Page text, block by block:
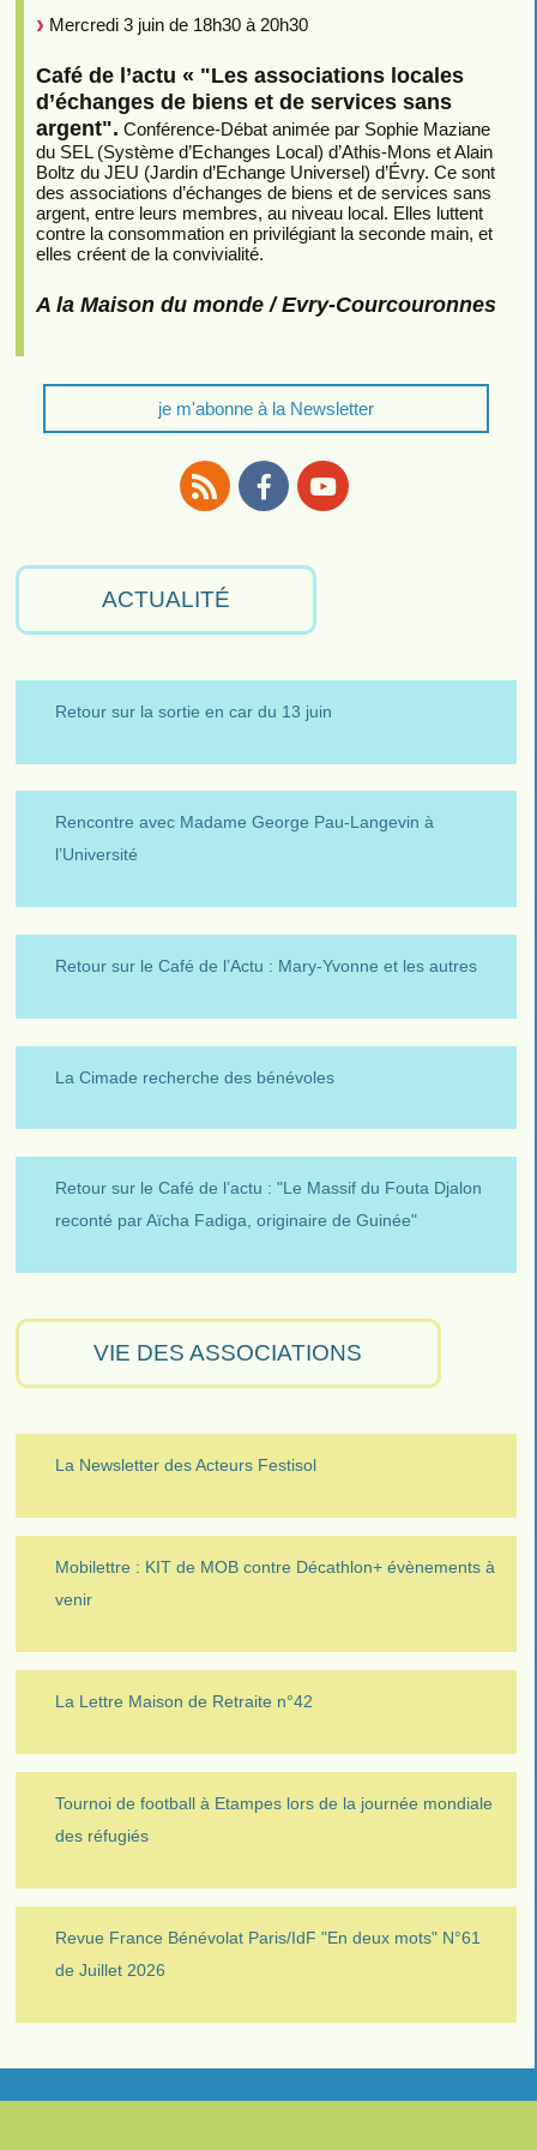
Mercredi 3 juin de 18h30 à 20h30
Café de l’actu « "Les associations locales
d’échanges de biens et de services sans
argent". Conférence-Débat animée par Sophie Maziane
du SEL (Système d’Echanges Local) d’Athis-Mons et Alain
Boltz du JEU (Jardin d’Echange Universel) d’Évry. Ce sont
des associations d’échanges de biens et de services sans
argent, entre leurs membres, au niveau local. Elles luttent
contre la consommation en privilégiant la seconde main, et
elles créent de la convivialité.
A la Maison du monde / Evry-Courcouronnes
je m'abonne à la Newsletter
ACTUALITÉ
Retour sur la sortie en car du 13 juin
Rencontre avec Madame George Pau-Langevin à
l’Université
Retour sur le Café de l’Actu : Mary-Yvonne et les autres
La Cimade recherche des bénévoles
Retour sur le Café de l’actu : "Le Massif du Fouta Djalon
reconté par Aïcha Fadiga, originaire de Guinée"
VIE DES ASSOCIATIONS
La Newsletter des Acteurs Festisol
Mobilettre : KIT de MOB contre Décathlon+ évènements à
venir
La Lettre Maison de Retraite n°42
Tournoi de football à Etampes lors de la journée mondiale
des réfugiés
Revue France Bénévolat Paris/IdF "En deux mots" N°61
de Juillet 2026